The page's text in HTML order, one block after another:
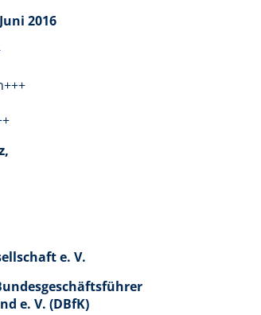
2016
e. V.
e. V. (DBfK)